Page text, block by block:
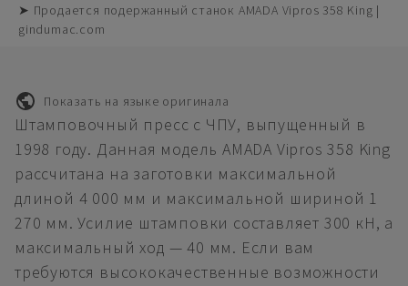
➤ Продается подержанный станок AMADA Vipros 358 King |
gindumac.com
Показать на языке оригинала
Штамповочный пресс с ЧПУ, выпущенный в
1998 году. Данная модель AMADA Vipros 358 King
рассчитана на заготовки максимальной
длиной 4 000 мм и максимальной шириной 1
270 мм. Усилие штамповки составляет 300 кН, а
максимальный ход — 40 мм. Если вам
требуются высококачественные возможности